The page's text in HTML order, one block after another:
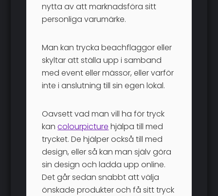
nytta av att marknadsföra sitt
personliga varumärke.
Man kan trycka beachflaggor eller
skyltar att ställa upp i samband
med event eller mässor, eller varför
inte i anslutning till sin egen lokal.
Oavsett vad man vill ha för tryck
kancolourpicture hjälpa till med
trycket. De hjälper också till med
design, eller så kan man själv göra
sin design och ladda upp online.
Det går sedan snabbt att välja
önskade produkter och få sitt tryck